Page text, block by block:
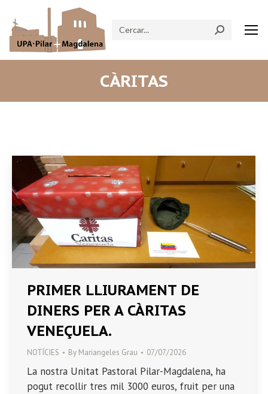
Search:
CÀRITAS
PRIMER LLIURAMENT DE
DINERS PER A CÀRITAS
VENEÇUELA.
NOTÍCIES By Mariangeles Grau 07/07/2026
La nostra Unitat Pastoral Pilar-Magdalena, ha
pogut recollir tres mil 3000 euros, fruit per una